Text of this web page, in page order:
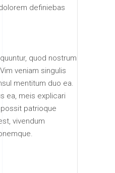
definiebas
quod nostrum
veniam singulis
mentitum duo ea.
ea, meis explicari
patrioque
vivendum